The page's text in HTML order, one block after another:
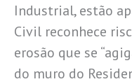
Industrial, estão
Civil reconhece
erosão que se
do muro do